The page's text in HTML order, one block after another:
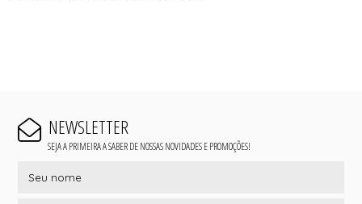
NEWSLETTER
SEJA A PRIMEIRA A SABER DE NOSSAS NOVIDADES E PROMOÇÕES!